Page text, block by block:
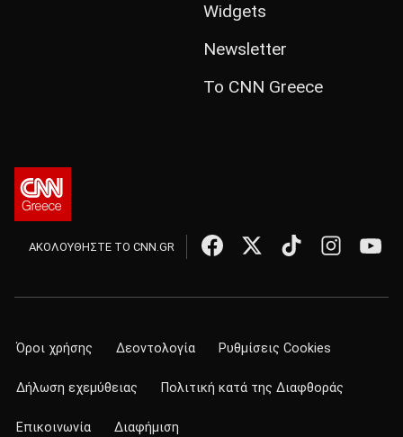
Widgets
Newsletter
Το CNN Greece
ΑΚΟΛΟΥΘΗΣΤΕ ΤΟ CNN.GR
Όροι χρήσης Δεοντολογία Ρυθμίσεις Cookies
Δήλωση εχεμύθειας Πολιτική κατά της Διαφθοράς
Επικοινωνία Διαφήμιση